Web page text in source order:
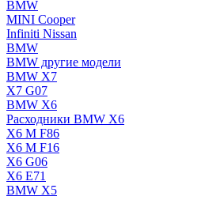
BMW
MINI Cooper
Infiniti Nissan
BMW
BMW другие модели
BMW X7
X7 G07
BMW X6
Расходники BMW X6
X6 M F86
X6 M F16
X6 G06
X6 E71
BMW X5